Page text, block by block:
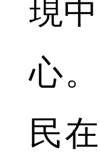
現
心
民